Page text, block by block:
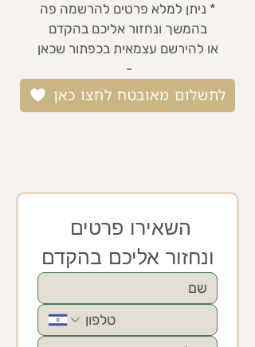
* ניתן למלא פרטים להרשמה פה
בהמשך ונחזור אליכם בהקדם
או להירשם עצמאית בכפתור שכאן
-
לתשלום מאובטח לחצו כאן
ונחזור אליכם בהקדם